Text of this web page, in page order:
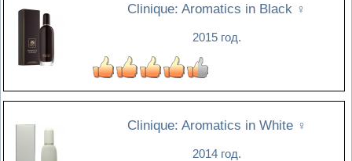
Clinique: Aromatics in Black ♀
2015 год.
Clinique: Aromatics in White ♀
2014 год.